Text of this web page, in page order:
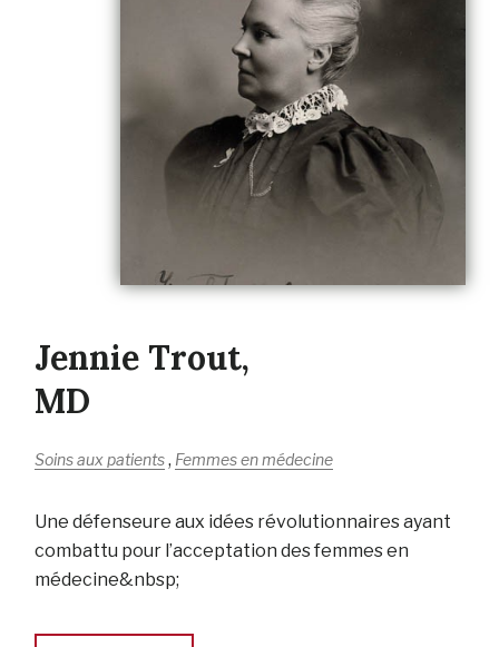
Jennie Trout,
MD
Soins aux patients, Femmes en médecine
Une défenseure aux idées révolutionnaires ayant
combattu pour l’acceptation des femmes en
médecine&nbsp;